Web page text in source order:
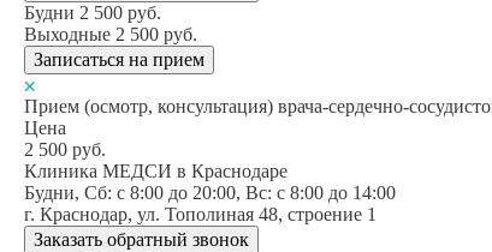
Будни 2 500 руб.
Выходные 2 500 руб.
Записаться на прием
Прием (осмотр, консультация) врача-сердечно-
Цена
2 500 руб.
Клиника МЕДСИ в Краснодаре
Будни, Сб: c 8:00 до 20:00, Вс: c 8:00 до 14:00
г. Краснодар, ул. Тополиная 48, строение 1
Заказать обратный звонок